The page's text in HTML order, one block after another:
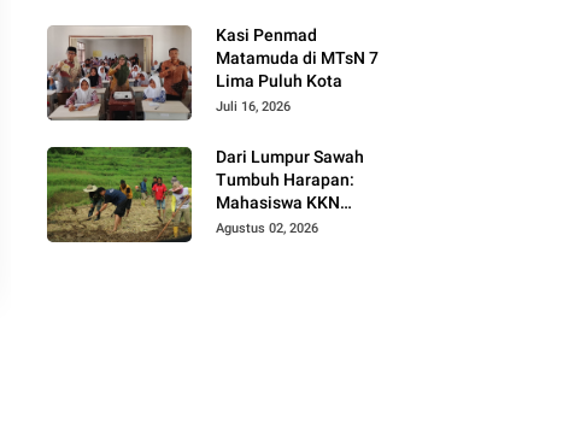
Kasi Penmad
Matamuda di MTsN 7
Lima Puluh Kota
Juli 16, 2026
Dari Lumpur Sawah
Tumbuh Harapan:
Mahasiswa KKN
Universitas Andalas
Agustus 02, 2026